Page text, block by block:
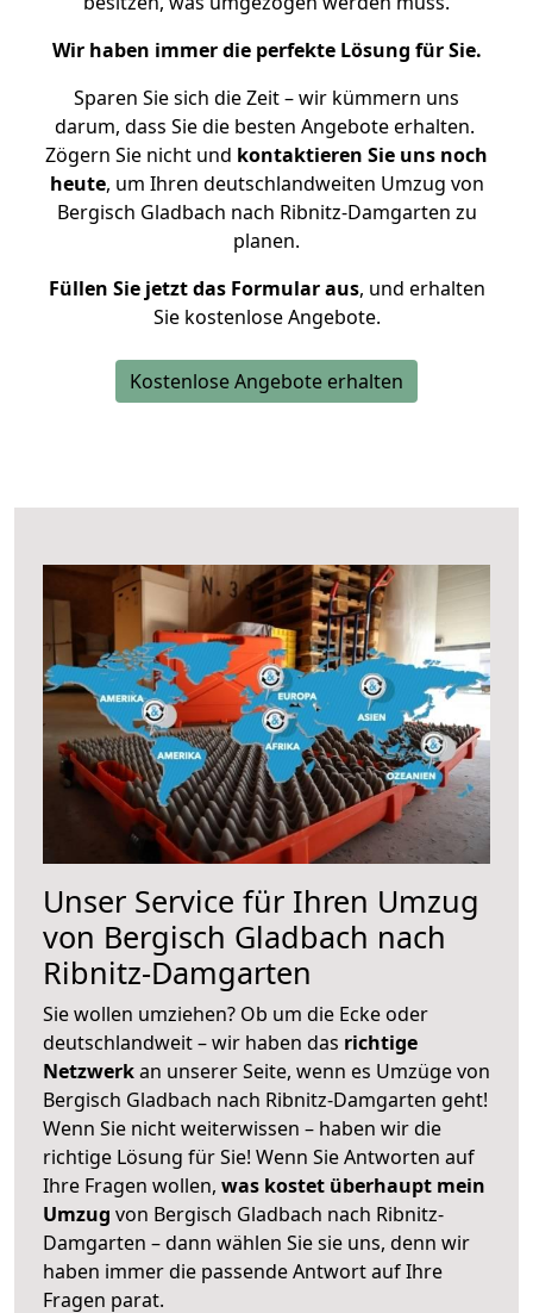
Wir haben immer die perfekte Lösung für Sie.
Sparen Sie sich die Zeit – wir kümmern uns
darum, dass Sie die besten Angebote erhalten.
Zögern Sie nicht und kontaktieren Sie uns noch
heute, um Ihren deutschlandweiten Umzug von
Bergisch Gladbach nach Ribnitz-Damgarten zu
planen.
Füllen Sie jetzt das Formular aus, und erhalten
Sie kostenlose Angebote.
Kostenlose Angebote erhalten
Unser Service für Ihren Umzug
von Bergisch Gladbach nach
Ribnitz-Damgarten
Sie wollen umziehen? Ob um die Ecke oder
deutschlandweit – wir haben das richtige
Netzwerkan unserer Seite, wenn es Umzüge von
Bergisch Gladbach nach Ribnitz-Damgarten geht!
Wenn Sie nicht weiterwissen – haben wir die
richtige Lösung für Sie! Wenn Sie Antworten auf
Ihre Fragen wollen, was kostet überhaupt mein
Umzug von Bergisch Gladbach nach Ribnitz-
Damgarten – dann wählen Sie sie uns, denn wir
haben immer die passende Antwort auf Ihre
Fragen parat.